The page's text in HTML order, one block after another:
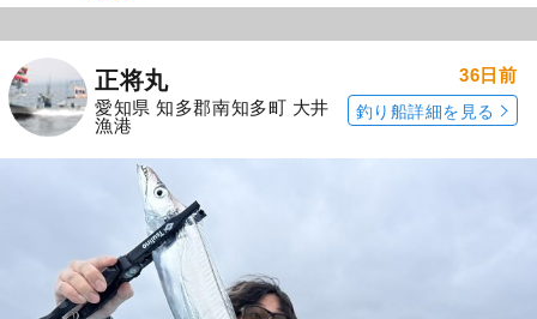
正将丸
愛知県 知多郡南知多町 大井
漁港
36日前
釣り船詳細を見る